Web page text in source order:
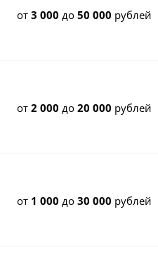
от3 000 до50 000 рублей
от2 000 до20 000 рублей
от 1 000 до30 000 рублей